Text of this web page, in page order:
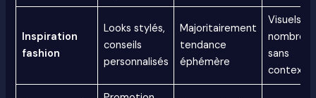
Inspiration
fashion
Looks stylés,
conseils
personnalisés
Majoritairement
tendance
éphémère
Visuels
nombreux
sans
contexte